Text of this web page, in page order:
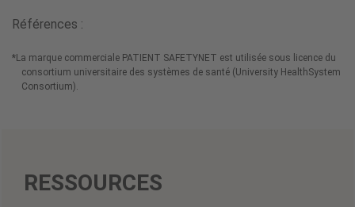
Références :
*La marque commerciale PATIENT SAFETYNET est utilisée sous licence du
consortium universitaire des systèmes de santé (University HealthSystem
Consortium).
RESSOURCES